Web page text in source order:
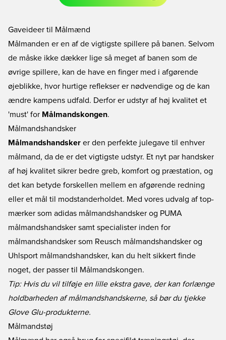
Gaveideer til Målmænd
Målmanden er en af de vigtigste spillere på banen. Selvom
de måske ikke dækker lige så meget af banen som de
øvrige spillere, kan de have en finger med i afgørende
øjeblikke, hvor hurtige reflekser er nødvendige og de kan
ændre kampens udfald. Derfor er udstyr af høj kvalitet et
'must' for Målmandskongen.
Målmandshandsker
Målmandshandsker er den perfekte julegave til enhver
målmand, da de er det vigtigste udstyr. Et nyt par handsker
af høj kvalitet sikrer bedre greb, komfort og præstation, og
det kan betyde forskellen mellem en afgørende redning
eller et mål til modstanderholdet. Med vores udvalg af top-
mærker som adidas målmandshandsker og PUMA
målmandshandsker samt specialister inden for
målmandshandsker som Reusch målmandshandsker og
Uhlsport målmandshandsker, kan du helt sikkert finde
noget, der passer til Målmandskongen.
Tip: Hvis du vil tilføje en lille ekstra gave, der kan forlænge
holdbarheden af målmandshandskerne, så bør du tjekke
Glove Glu-produkterne.
Målmandstøj